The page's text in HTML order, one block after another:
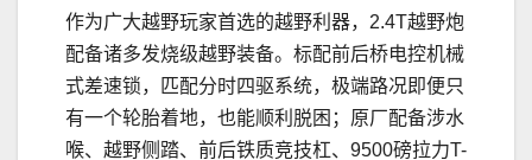
作为广大越野玩家首选的越野利器，2.4T越野炮
配备诸多发烧级越野装备。标配前后桥电控机械
式差速锁，匹配分时四驱系统，极端路况即便只
有一个轮胎着地，也能顺利脱困；原厂配备涉水
喉、越野侧踏、前后铁质竞技杠、9500磅拉力T-